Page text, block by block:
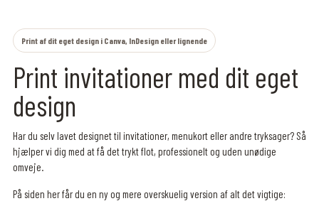
Print af dit eget design i Canva, InDesign eller lignende
Print invitationer med dit eget
design
Har du selv lavet designet til invitationer, menukort eller andre tryksager? Så
hjælper vi dig med at få det trykt flot, professionelt og uden unødige
omveje.
På siden her får du en ny og mere overskuelig version af alt det vigtige: